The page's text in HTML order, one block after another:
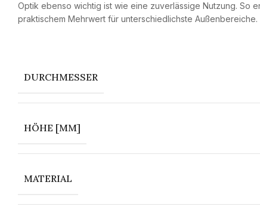
Optik ebenso wichtig ist wie eine zuverlässige Nutzung. So
praktischem Mehrwert für unterschiedlichste Außenbereiche.
DURCHMESSER
HÖHE [MM]
MATERIAL